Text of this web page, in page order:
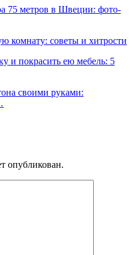
75 метров в Швеции: фото-
комнату: советы и хитрости
и покрасить ею мебель: 5
своими руками:
опубликован.